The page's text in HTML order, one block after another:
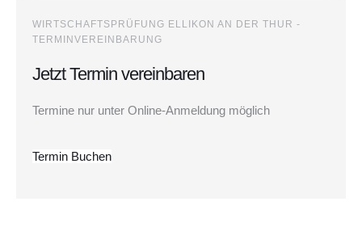
WIRTSCHAFTSPRÜFUNG ELLIKON AN DER THUR -
TERMINVEREINBARUNG
Jetzt Termin vereinbaren
Termine nur unter Online-Anmeldung möglich
Termin Buchen